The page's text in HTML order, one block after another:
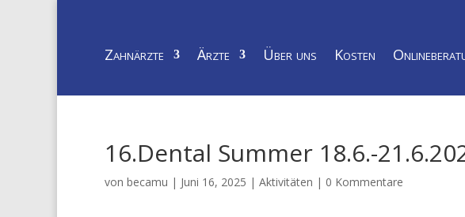
Zahnärzte Ärzte Über uns Kosten
16.Dental Summer 18.6.-
von becamu | Juni 16, 2025 | Aktivitäten | 0 Kommentare